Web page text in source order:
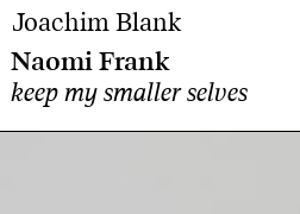
Joachim Blank
Naomi Frank
keep my smaller selves